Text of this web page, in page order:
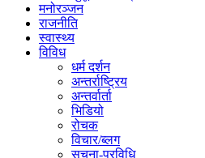
मनोरञ्जन
राजनीति
स्वास्थ्य
विविध
धर्म दर्शन
अन्तर्राष्ट्रिय
अन्तर्वार्ता
भिडियो
रोचक
विचार/ब्लग
सूचना-प्रविधि